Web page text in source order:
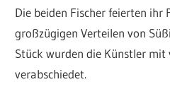
Die beiden Fischer feierten ihr
großzügigen Verteilen von
Stück wurden die Künstler mit
verabschiedet.